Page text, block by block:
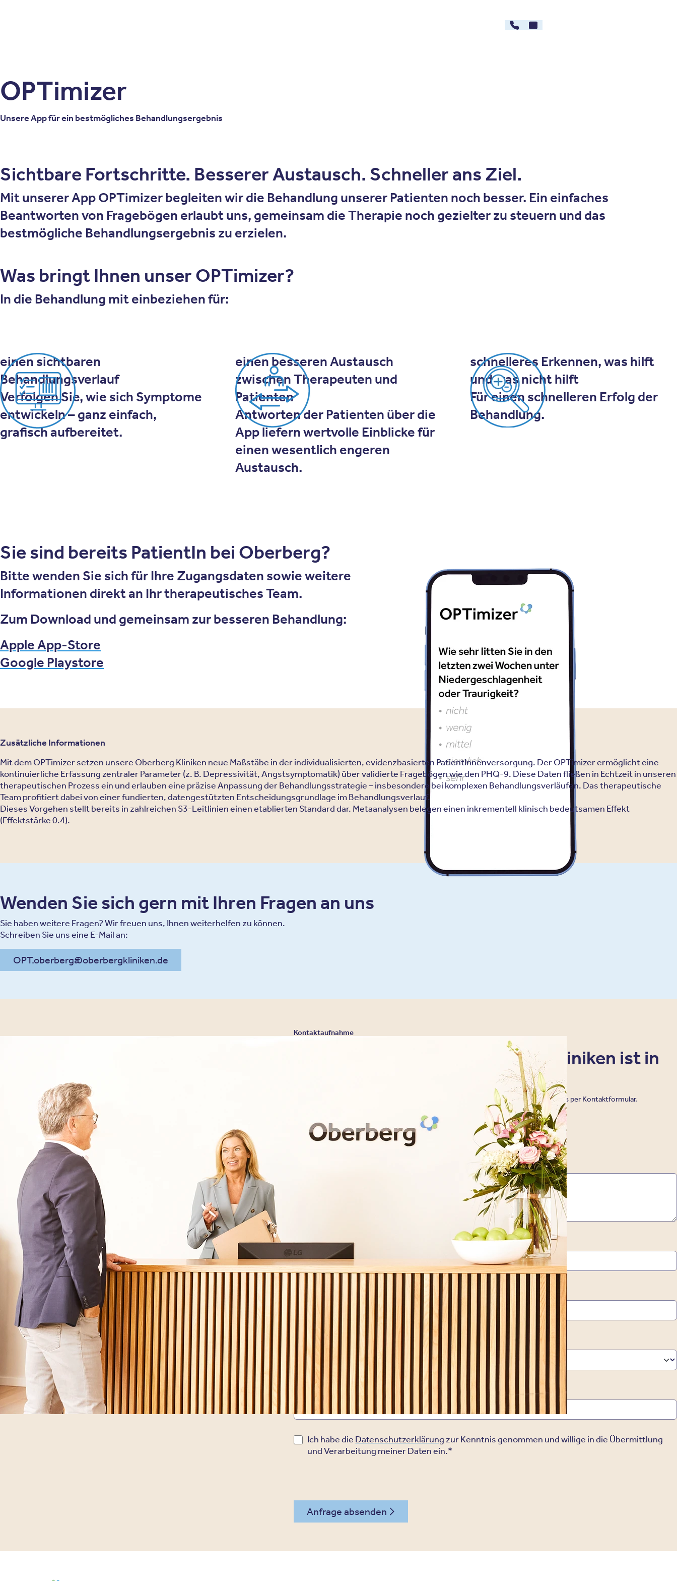
030 - 26478607
Kontakt
OPTimizer
Unsere App für ein bestmögliches Behandlungsergebnis
Sichtbare Fortschritte. Besserer Austausch. Schneller ans Ziel.
Mit unserer AppOPTimizerbegleiten wir die Behandlung unserer Patienten noch besser. Ein einfaches
Beantworten von Fragebögen erlaubt uns, gemeinsam die Therapie noch gezielter zu steuern und das
bestmögliche Behandlungsergebnis zu erzielen.
Was bringt Ihnen unser OPTimizer?
In die Behandlung mit einbeziehen für:
einen sichtbaren
Behandlungsverlauf
Verfolgen Sie, wie sich Symptome
entwickeln – ganz einfach,
grafisch aufbereitet.
einen besseren Austausch
zwischen Therapeuten und
Patienten
Antworten der Patienten über die
App liefern wertvolle Einblicke für
einen wesentlich engeren
Austausch.
schnelleres Erkennen, was hilft
und was nicht hilft
Für einen schnelleren Erfolg der
Behandlung.
Sie sind bereits PatientIn bei Oberberg?
Bitte wenden Sie sich für Ihre Zugangsdaten sowie weitere
Informationen direkt an Ihr therapeutisches Team.
Zum Download und gemeinsam zur besseren Behandlung:
Apple App-Store
Google Playstore
Zusätzliche Informationen
Mit dem OPTimizer setzen unsere Oberberg Kliniken neue Maßstäbe in der individualisierten, evidenzbasierten PatientInnenversorgung. Der OPTimizer ermöglicht eine
kontinuierliche Erfassung zentraler Parameter (z. B. Depressivität, Angstsymptomatik) über validierte Fragebögen wie den PHQ-9. Diese Daten fließen in Echtzeit in unseren
therapeutischen Prozess ein und erlauben eine präzise Anpassung der Behandlungsstrategie – insbesondere bei komplexen Behandlungsverläufen. Das therapeutische
Team profitiert dabei von einer fundierten, datengestützten Entscheidungsgrundlage im Behandlungsverlauf.
Dieses Vorgehen stellt bereits in zahlreichen S3-Leitlinien einen etablierten Standard dar. Metaanalysen belegen einen inkrementell klinisch bedeutsamen Effekt
(Effektstärke 0.4).
Wenden Sie sich gern mit Ihren Fragen an uns
Sie haben weitere Fragen? Wir freuen uns, Ihnen weiterhelfen zu können.
Schreiben Sie uns eine E-Mail an:
OPT.oberberg@oberbergkliniken.de
Kontaktaufnahme
Eine Aufnahme in unsere Privatkliniken ist in
der Regel zeitnah möglich.
Kontaktieren Sie uns für eine individuelle Beratung telefonisch, oder schreiben Sie uns per Kontaktformular.
030 - 26478607
Vorname* Nachname*
E-Mail Adresse *
Versicherungsart
Telefonnummer (für Rückruf)
Ich habe die Datenschutzerklärung zur Kenntnis genommen und willige in die Übermittlung
und Verarbeitung meiner Daten ein.*
Anfrage absenden